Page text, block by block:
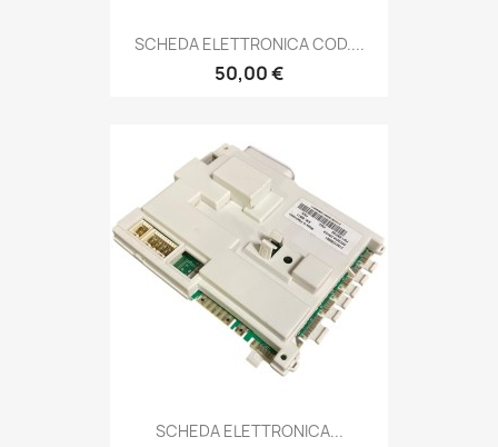
SCHEDA ELETTRONICA COD....
50,00 €
SCHEDA ELETTRONICA...